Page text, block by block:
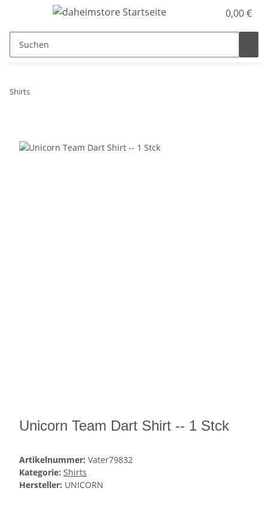
0,00 €
Shirts
Unicorn Team Dart Shirt -- 1 Stck
Artikelnummer: Vater79832
Kategorie: Shirts
Hersteller: UNICORN